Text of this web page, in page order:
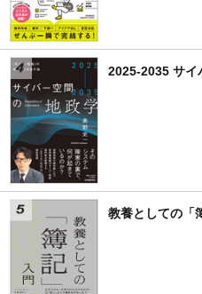
2025-2035 サイ
教養としての「